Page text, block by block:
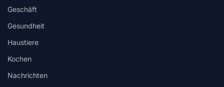
Geschäft
Gesundheit
Haustiere
Kochen
Nachrichten